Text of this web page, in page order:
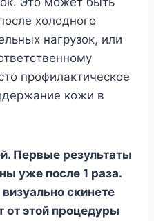
холодного
нагрузок, или
профилактическое
кожи в
Первые результаты
уже после 1 раза.
скинете
от этой процедуры